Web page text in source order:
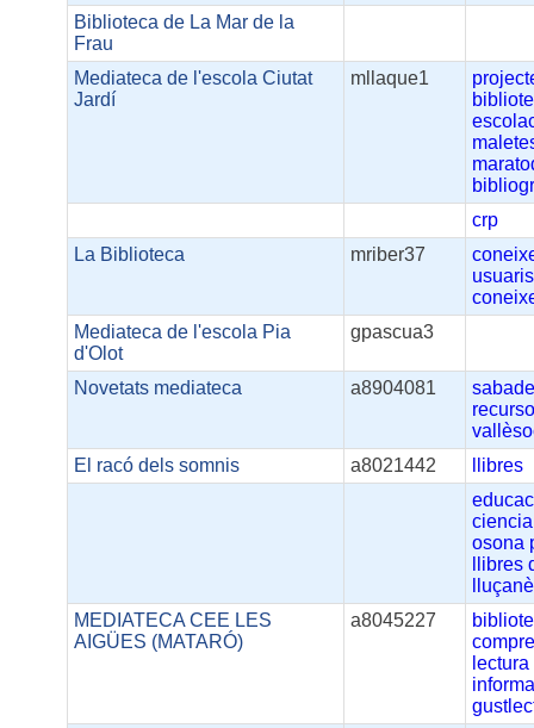
Biblioteca de La Mar de la
Frau
Mediateca de l'escola Ciutat
Jardí
mllaque1
crp
La Biblioteca
mriber37
usuaris
Mediateca de l'escola Pia
d'Olot
gpascua3
Novetats mediateca a8904081
El racó dels somnis
a8021442
llibres
ciencia
osona
llibres
MEDIATECA CEE LES
AIGÜES (MATARÓ)
a8045227
lectura